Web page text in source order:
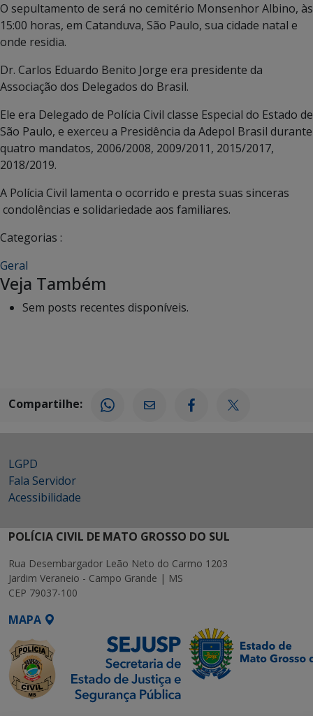
O sepultamento de será no cemitério Monsenhor Albino, às
15:00 horas, em Catanduva, São Paulo, sua cidade natal e
onde residia.
Dr. Carlos Eduardo Benito Jorge era presidente da
Associação dos Delegados do Brasil.
Ele era Delegado de Polícia Civil classe Especial do Estado de
São Paulo, e exerceu a Presidência da Adepol Brasil durante
quatro mandatos, 2006/2008, 2009/2011, 2015/2017,
2018/2019.
A Polícia Civil lamenta o ocorrido e presta suas sinceras
condolências e solidariedade aos familiares.
Categorias :
Geral
Veja Também
Sem posts recentes disponíveis.
Compartilhe:
LGPD
Fala Servidor
Acessibilidade
POLÍCIA CIVIL DE MATO GROSSO DO SUL
Rua Desembargador Leão Neto do Carmo 1203
Jardim Veraneio - Campo Grande | MS
CEP 79037-100
MAPA